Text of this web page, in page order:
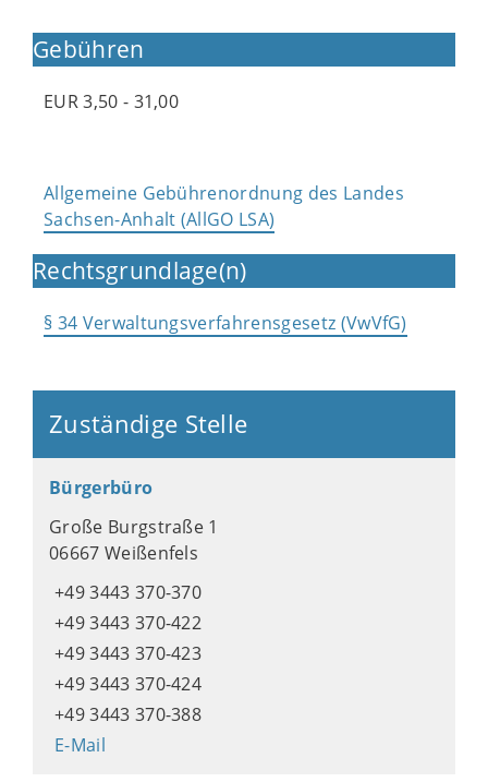
Gebühren
EUR 3,50 - 31,00
Allgemeine Gebührenordnung des Landes
Sachsen-Anhalt (AllGO LSA)
Rechtsgrundlage(n)
§ 34 Verwaltungsverfahrensgesetz (VwVfG)
Zuständige Stelle
Bürgerbüro
Große Burgstraße 1
06667 Weißenfels
+49 3443 370-370
+49 3443 370-422
+49 3443 370-423
+49 3443 370-424
+49 3443 370-388
E-Mail